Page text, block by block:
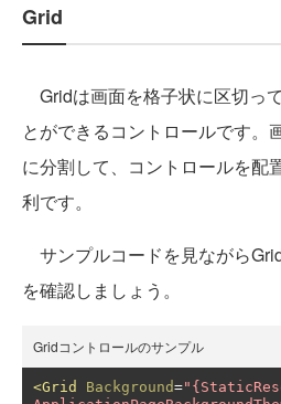
Grid
Gridは画面を格子状に区切っ
とができるコントロールです。
に分割して、コントロールを配
利です。
サンプルコードを見ながら
を確認しましょう。
Gridコントロールのサンプル
<Grid Background=